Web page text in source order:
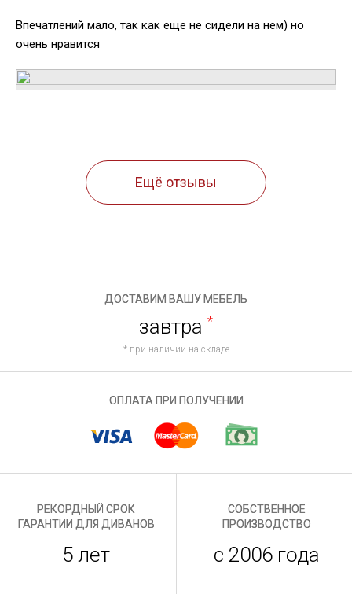
Впечатлений мало, так как еще не сидели на нем) но
очень нравится
Ещё отзывы
ДОСТАВИМ ВАШУ МЕБЕЛЬ
завтра *
* при наличии на складе
ОПЛАТА ПРИ ПОЛУЧЕНИИ
РЕКОРДНЫЙ СРОК
ГАРАНТИИ ДЛЯ ДИВАНОВ
5 лет
СОБСТВЕННОЕ
ПРОИЗВОДСТВО
с 2006 года